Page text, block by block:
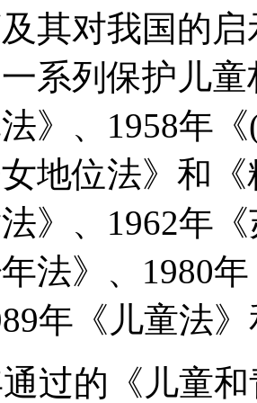
其对我国的
系列保护儿
法》、1958年
女地位法》和
》、1962年
法》、1980
年《儿童法
通过的《儿童